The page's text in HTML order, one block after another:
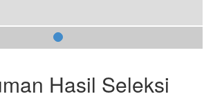
Hasil Seleksi